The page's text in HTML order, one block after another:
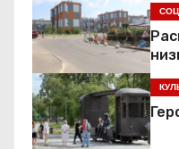
г
а
ц
и